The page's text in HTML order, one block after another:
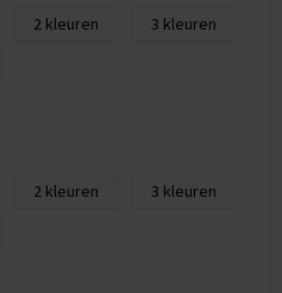
2
3
2
3